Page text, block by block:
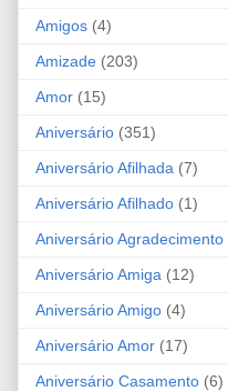
Amigos (4)
Amizade (203)
Amor (15)
Aniversário (351)
Aniversário Afilhada (7)
Aniversário Afilhado (1)
Aniversário Agradecimento
Aniversário Amiga (12)
Aniversário Amigo (4)
Aniversário Amor (17)
Aniversário Casamento (6)